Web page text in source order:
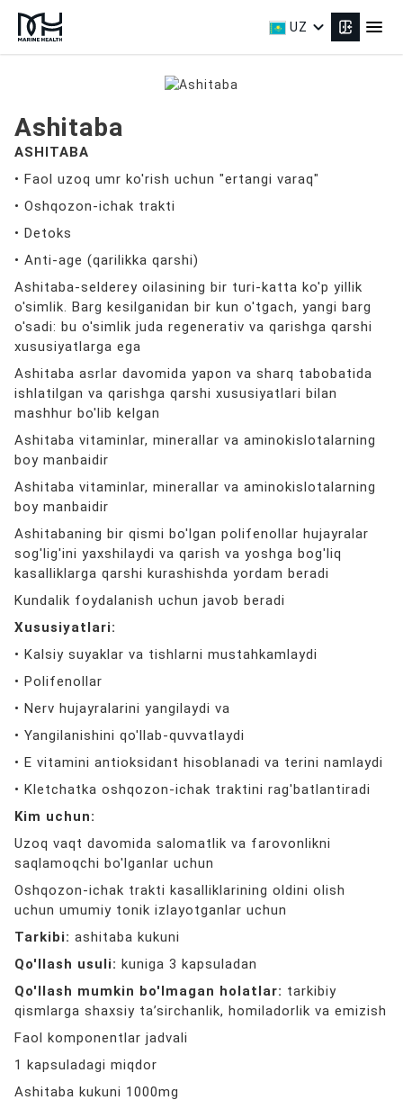
UZ expand_more menu
Ashitaba
ASHITABA
• Faol uzoq umr ko'rish uchun "ertangi varaq"
• Oshqozon-ichak trakti
• Detoks
• Anti-age (qarilikka qarshi)
Ashitaba-selderey oilasining bir turi-katta ko'p yillik
o'simlik. Barg kesilganidan bir kun o'tgach, yangi barg
o'sadi: bu o'simlik juda regenerativ va qarishga qarshi
xususiyatlarga ega
Ashitaba asrlar davomida yapon va sharq tabobatida
ishlatilgan va qarishga qarshi xususiyatlari bilan
mashhur bo'lib kelgan
Ashitaba vitaminlar, minerallar va aminokislotalarning
boy manbaidir
Ashitaba vitaminlar, minerallar va aminokislotalarning
boy manbaidir
Ashitabaning bir qismi bo'lgan polifenollar hujayralar
sog'lig'ini yaxshilaydi va qarish va yoshga bog'liq
kasalliklarga qarshi kurashishda yordam beradi
Kundalik foydalanish uchun javob beradi
Xususiyatlari:
• Kalsiy suyaklar va tishlarni mustahkamlaydi
• Polifenollar
• Nerv hujayralarini yangilaydi va
• Yangilanishini qo'llab-quvvatlaydi
• E vitamini antioksidant hisoblanadi va terini namlaydi
• Kletchatka oshqozon-ichak traktini rag'batlantiradi
Kim uchun:
Uzoq vaqt davomida salomatlik va farovonlikni
saqlamoqchi bo'lganlar uchun
Oshqozon-ichak trakti kasalliklarining oldini olish
uchun umumiy tonik izlayotganlar uchun
Tarkibi: ashitaba kukuni
Qo'llash usuli: kuniga 3 kapsuladan
Qo'llash mumkin bo'lmagan holatlar: tarkibiy
qismlarga shaxsiy ta’sirchanlik, homiladorlik va emizish
Faol komponentlar jadvali
1 kapsuladagi miqdor
Ashitaba kukuni 1000mg